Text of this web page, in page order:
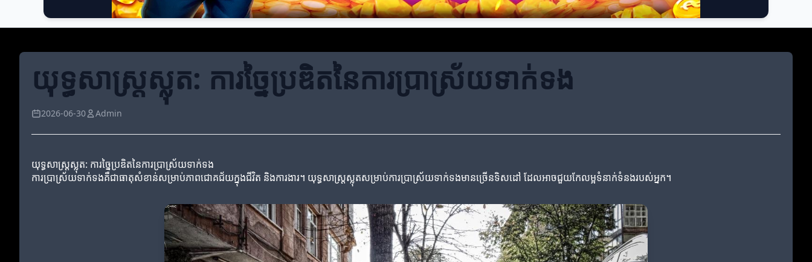
យុទ្ធសាស្ត្រស្លុត: ការច្នៃប្រឌិតនៃការប្រាស្រ័យទាក់ទង
2026-06-30 Admin
យុទ្ធសាស្ត្រស្លុត: ការច្នៃប្រឌិតនៃការប្រាស្រ័យទាក់ទង
ការប្រាស្រ័យទាក់ទងគឺជាធាតុសំខាន់សម្រាប់ភាពជោគជ័យក្នុងជីវិត និងការងារ។ យុទ្ធសាស្ត្រស្លុតសម្រាប់ការប្រាស្រ័យទាក់ទងមានច្រើនទិសដៅ ដែលអាចជួយកែលម្អទំនាក់ទំនងរបស់អ្នក។